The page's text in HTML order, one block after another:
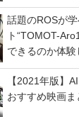
話題のROSが
ト“TOMOT-
できるのか体験
【2021年版】
おすすめ映画ま